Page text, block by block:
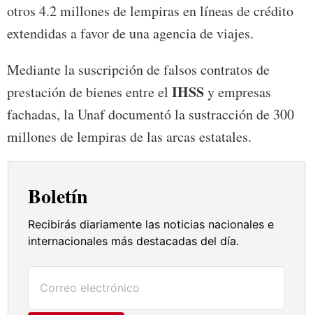
otros 4.2 millones de lempiras en líneas de crédito
extendidas a favor de una agencia de viajes.
Mediante la suscripción de falsos contratos de
prestación de bienes entre el IHSSy empresas
fachadas, la Unaf documentó la sustracción de 300
millones de lempiras de las arcas estatales.
Boletín
Recibirás diariamente las noticias nacionales e
internacionales más destacadas del día.